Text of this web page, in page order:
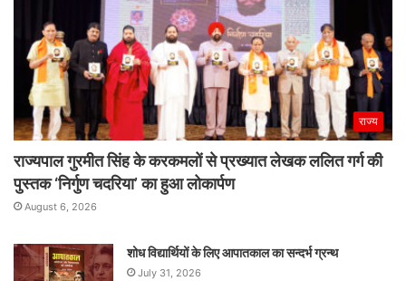
राज्य
राज्यपाल गुरमीत सिंह के करकमलों से प्रख्यात लेखक ललित गर्ग की
पुस्तक ‘निर्गुण चदरिया’ का हुआ लोकार्पण
August 6, 2026
शोध विद्यार्थियों के लिए आपातकाल का सन्दर्भ ग्रन्थ
July 31, 2026